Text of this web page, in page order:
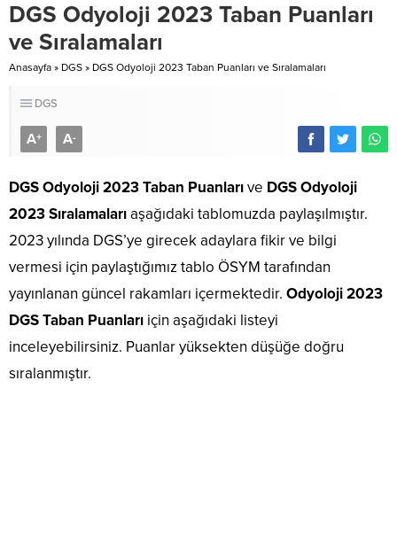
DGS Odyoloji 2023 Taban Puanları
ve Sıralamaları
Anasayfa » DGS » DGS Odyoloji 2023 Taban Puanları ve Sıralamaları
DGS
A+ A-
DGS Odyoloji 2023 Taban Puanlarıve DGS Odyoloji
2023 Sıralamalarıaşağıdaki tablomuzda paylaşılmıştır.
2023 yılında DGS’ye girecek adaylara fikir ve bilgi
vermesi için paylaştığımız tablo ÖSYM tarafından
yayınlanan güncel rakamları içermektedir. Odyoloji 2023
DGS Taban Puanları için aşağıdaki listeyi
inceleyebilirsiniz. Puanlar yüksekten düşüğe doğru
sıralanmıştır.